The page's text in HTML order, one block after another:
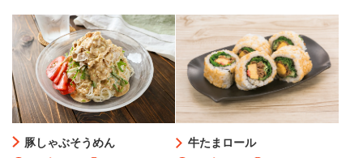
豚しゃぶそうめん 牛たまロール